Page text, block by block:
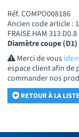
Réf. COMPO008186
Ancien code article :
FRAISE HAM 313 D0.8
Diamètre coupe (D1)
Merci de vous
espace client afin de
commander nos
RETOUR À LA LISTE